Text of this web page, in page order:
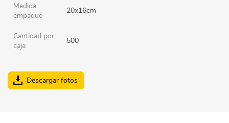
Medida
empaque
20x16cm
Cantidad por
caja
500
Descargar fotos